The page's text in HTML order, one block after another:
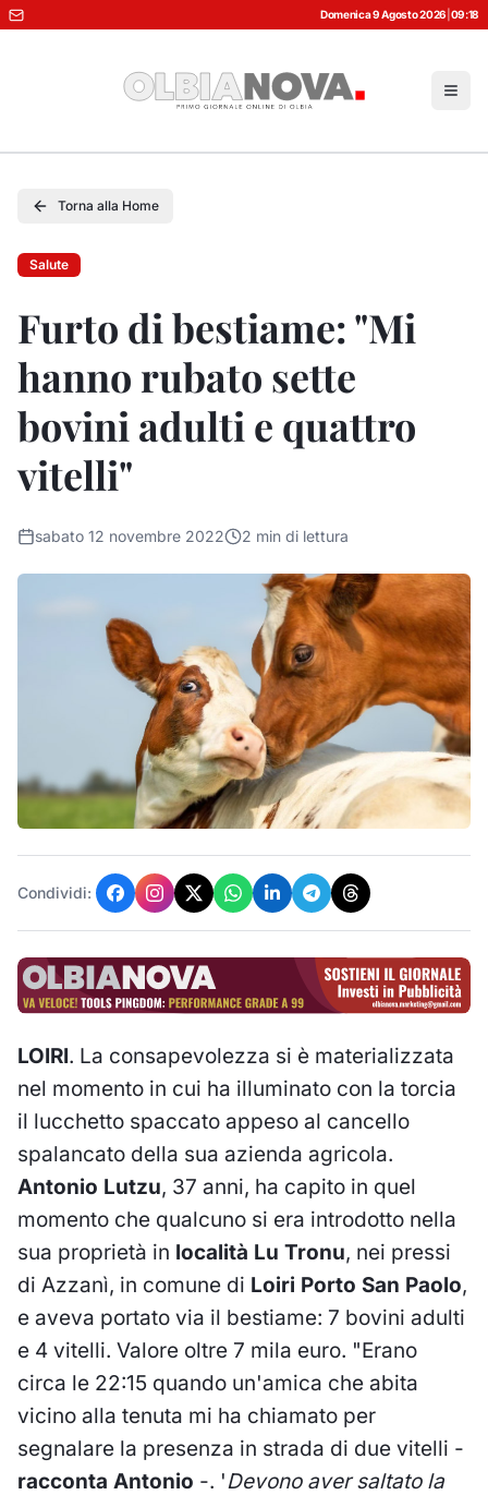
Domenica 9 Agosto 2026 09:18
Torna alla Home
Salute
Furto di bestiame: "Mi
hanno rubato sette
bovini adulti e quattro
vitelli"
sabato 12 novembre 2022 2 min di lettura
Condividi:
LOIRI. La consapevolezza si è materializzata
nel momento in cui ha illuminato con la torcia
il lucchetto spaccato appeso al cancello
spalancato della sua azienda agricola.
Antonio Lutzu, 37 anni, ha capito in quel
momento che qualcuno si era introdotto nella
sua proprietà in località Lu Tronu, nei pressi
di Azzanì, in comune di Loiri Porto San Paolo,
e aveva portato via il bestiame: 7 bovini adulti
e 4 vitelli. Valore oltre 7 mila euro. "Erano
circa le 22:15 quando un'amica che abita
vicino alla tenuta mi ha chiamato per
segnalare la presenza in strada di due vitelli -
racconta Antonio -. 'Devono aver saltato la